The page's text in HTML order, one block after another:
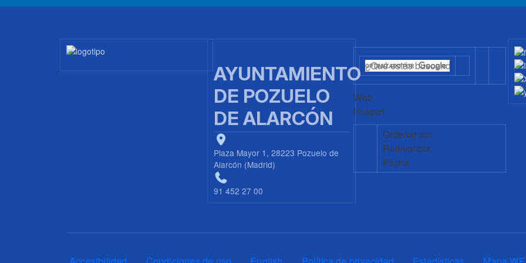
Imagen
AYUNTAMIENTO
DE POZUELO
DE ALARCÓN
Plaza Mayor 1, 28223 Pozuelo de
Alarcón (Madrid)
91 452 27 00
Web
Imagen
Ordenar por
Relevancia
Fecha